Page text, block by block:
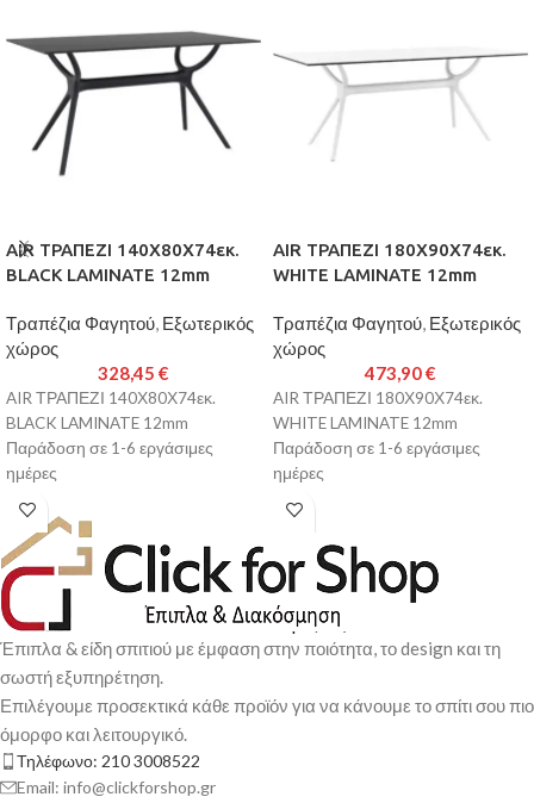
AIR ΤΡΑΠΕΖΙ 140Χ80Χ74εκ.
BLACK LAMINATE 12mm
Τραπέζια Φαγητού, Εξωτερικός
χώρος
328,45 €
AIR ΤΡΑΠΕΖΙ 140Χ80Χ74εκ.
BLACK LAMINATE 12mm
Παράδοση σε 1-6 εργάσιμες
ημέρες
AIR ΤΡΑΠΕΖΙ 180Χ90Χ74εκ.
WHITE LAMINATE 12mm
Τραπέζια Φαγητού, Εξωτερικός
χώρος
473,90€
AIR ΤΡΑΠΕΖΙ 180Χ90Χ74εκ.
WHITE LAMINATE 12mm
Παράδοση σε 1-6 εργάσιμες
ημέρες
Έπιπλα & είδη σπιτιού με έμφαση στην ποιότητα, το design και τη
σωστή εξυπηρέτηση.
Επιλέγουμε προσεκτικά κάθε προϊόν για να κάνουμε το σπίτι σου πιο
όμορφο και λειτουργικό.
Τηλέφωνο: 210 3008522
Email: info@clickforshop.gr